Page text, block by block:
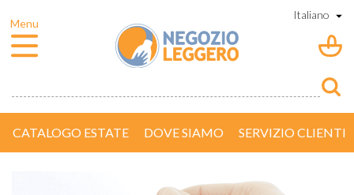
CATALOGO ESTATE DOVE SIAMO SERVIZIO CLIENTI